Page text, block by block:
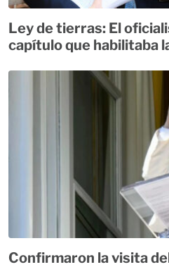
Ley de tierras: El
capítulo que habilitaba
Confirmaron la visita